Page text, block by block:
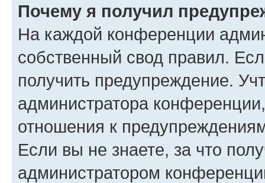
Почему я получил
На каждой конференции
собственный свод правил.
получить предупреждение.
администратора
отношения к
Если вы не знаете, за что
администратором